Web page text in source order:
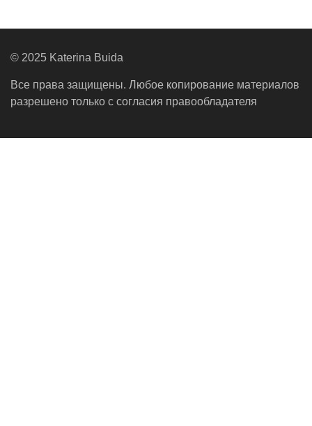
© 2025 Katerina Buida
Все права защищены. Любое копирование материалов
разрешено только с согласия правообладателя